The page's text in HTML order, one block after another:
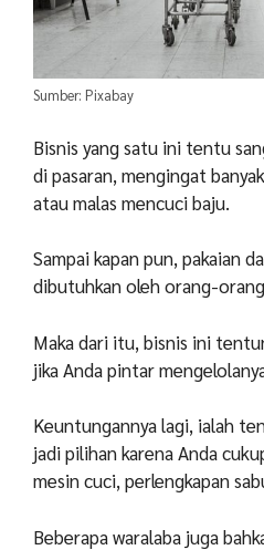
Sumber: Pixabay
Bisnis yang satu ini tentu
di pasaran, mengingat
atau malas mencuci baju.
Sampai kapan pun, pakaian
dibutuhkan oleh orang-
Maka dari itu, bisnis ini
jika Anda pintar
Keuntungannya lagi, ialah
jadi pilihan karena Anda
mesin cuci, perlengkapan
Beberapa waralaba juga